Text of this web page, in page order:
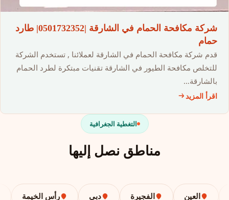
شركة مكافحة الحمام في الشارقة |0501732352| طارد
حمام
قدم شركة مكافحة الحمام في الشارقة لعملائنا , تستخدم الشركة
للتخلص مكافحة الطيور في الشارقة تقنيات مبتكرة لطرد الحمام
بالشارقة…
اقرأ المزيد
التغطية الجغرافية
مناطق نصل إليها
العين الفجيرة دبي رأس الخيمة